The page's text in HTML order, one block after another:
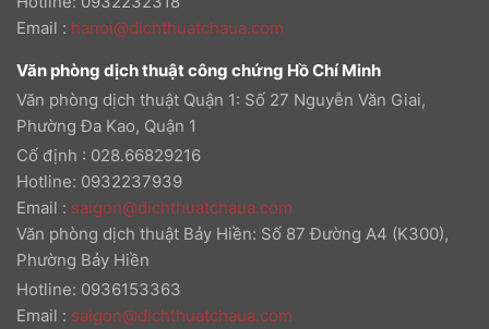
Email : hanoi@dichthuatchaua.com
Văn phòng dịch thuật công chứng Hồ Chí Minh
Văn phòng dịch thuật Quận 1: Số 27 Nguyễn Văn Giai,
Phường Đa Kao, Quận 1
Cố định : 028.66829216
Hotline: 0932237939
Email : saigon@dichthuatchaua.com
Văn phòng dịch thuật Bảy Hiền: Số 87 Đường A4 (K300),
Phường Bảy Hiền
Hotline: 0936153363
Email : saigon@dichthuatchaua.com